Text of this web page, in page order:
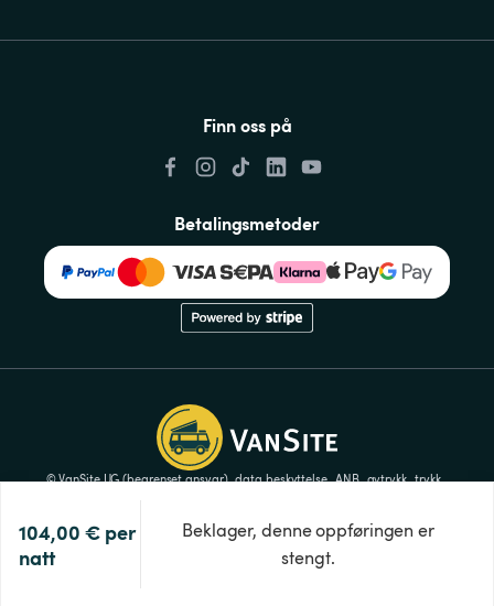
104,00 € per
natt
Beklager, denne oppføringen er
stengt.
Finn oss på
Betalingsmetoder
© VanSite UG (begrenset ansvar) data beskyttelse ANB avtrykk trykk